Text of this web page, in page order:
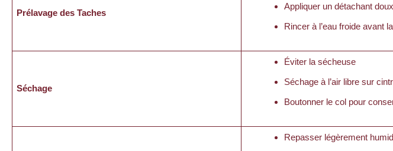
Prélavage des Taches
Appliquer un détachant
Rincer à l’eau froide avant
Séchage
Éviter la sécheuse
Séchage à l’air libre sur
Boutonner le col pour
Repasser légèrement